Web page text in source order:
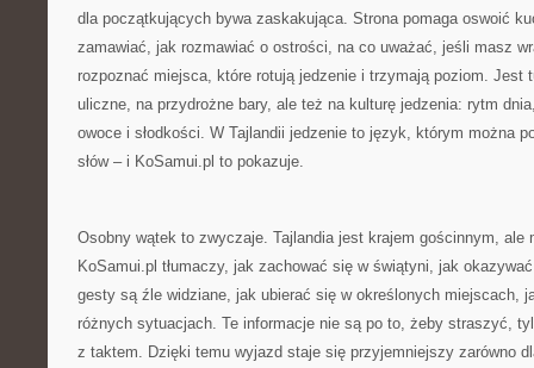
dla początkujących bywa zaskakująca. Strona pomaga oswoić
zamawiać, jak rozmawiać o ostrości, na co uważać, jeśli masz
rozpoznać miejsca, które rotują jedzenie i trzymają poziom. Jest
uliczne, na przydrożne bary, ale też na kulturę jedzenia: rytm
owoce i słodkości. W Tajlandii jedzenie to język, którym można
słów – i KoSamui.pl to pokazuje.
Osobny wątek to zwyczaje. Tajlandia jest krajem gościnnym, ale
KoSamui.pl tłumaczy, jak zachować się w świątyni, jak
gesty są źle widziane, jak ubierać się w określonych miejscach,
różnych sytuacjach. Te informacje nie są po to, żeby straszyć,
z taktem. Dzięki temu wyjazd staje się przyjemniejszy zarówno